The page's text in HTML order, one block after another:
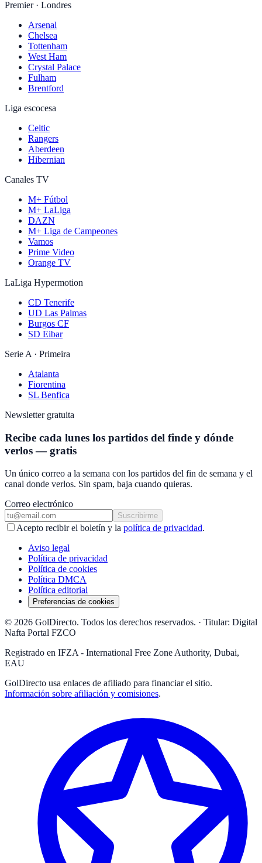
Premier · Londres
Arsenal
Chelsea
Tottenham
West Ham
Crystal Palace
Fulham
Brentford
Liga escocesa
Celtic
Rangers
Aberdeen
Hibernian
Canales TV
M+ Fútbol
M+ LaLiga
DAZN
M+ Liga de Campeones
Vamos
Prime Video
Orange TV
LaLiga Hypermotion
CD Tenerife
UD Las Palmas
Burgos CF
SD Eibar
Serie A · Primeira
Atalanta
Fiorentina
SL Benfica
Newsletter gratuita
Recibe cada lunes los partidos del finde y dónde
verlos — gratis
Un único correo a la semana con los partidos del fin de semana y el
canal donde verlos. Sin spam, baja cuando quieras.
Correo electrónico
Suscribirme
Acepto recibir el boletín y la política de privacidad.
Aviso legal
Política de privacidad
Política de cookies
Política DMCA
Política editorial
Preferencias de cookies
© 2026 GolDirecto. Todos los derechos reservados. · Titular: Digital
Nafta Portal FZCO
Registrado en IFZA - International Free Zone Authority, Dubai,
EAU
GolDirecto usa enlaces de afiliado para financiar el sitio.
Información sobre afiliación y comisiones.